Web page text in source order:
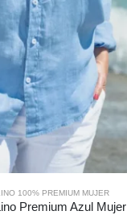
100% PREMIUM MUJER
Premium Azul Mujer